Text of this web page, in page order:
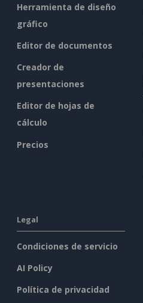
Herramienta de diseño
gráfico
Editor de documentos
Creador de
presentaciones
Editor de hojas de
cálculo
Precios
Legal
Condiciones de servicio
AI Policy
Política de privacidad